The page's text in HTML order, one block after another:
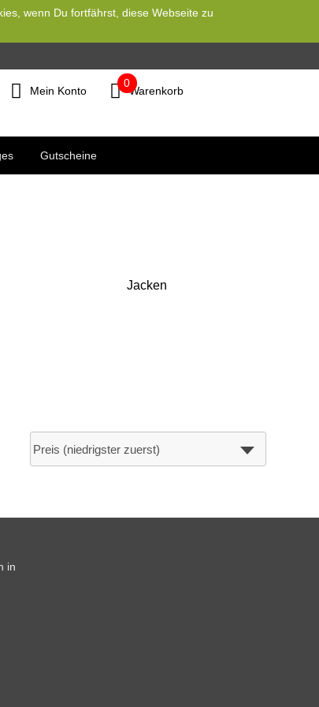
wenn Du fortfährst, diese Webseite zu
Mein Konto
0
Warenkorb
Gutscheine
Jacken
in